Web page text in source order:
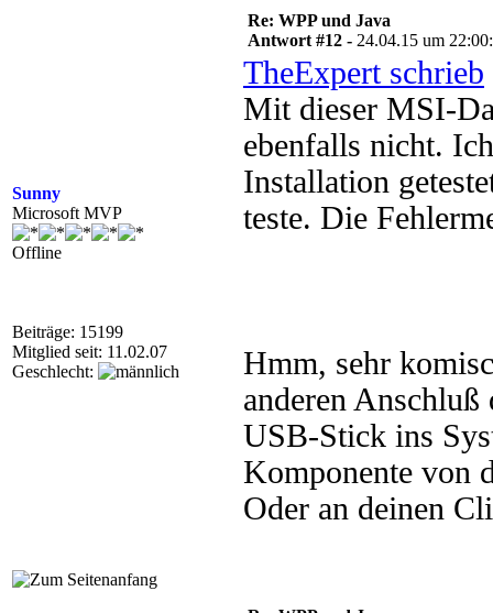
Sunny
Microsoft MVP
Offline
Beiträge: 15199
Mitglied seit: 11.02.07
Geschlecht:
Re: WPP und Java
Antwort #12 - 24.04.15 um
TheExpert schrieb
Mit dieser MSI-
ebenfalls nicht.
Installation
teste. Die
Hmm, sehr
anderen
USB-Stick ins
Komponente von
Oder an deinen